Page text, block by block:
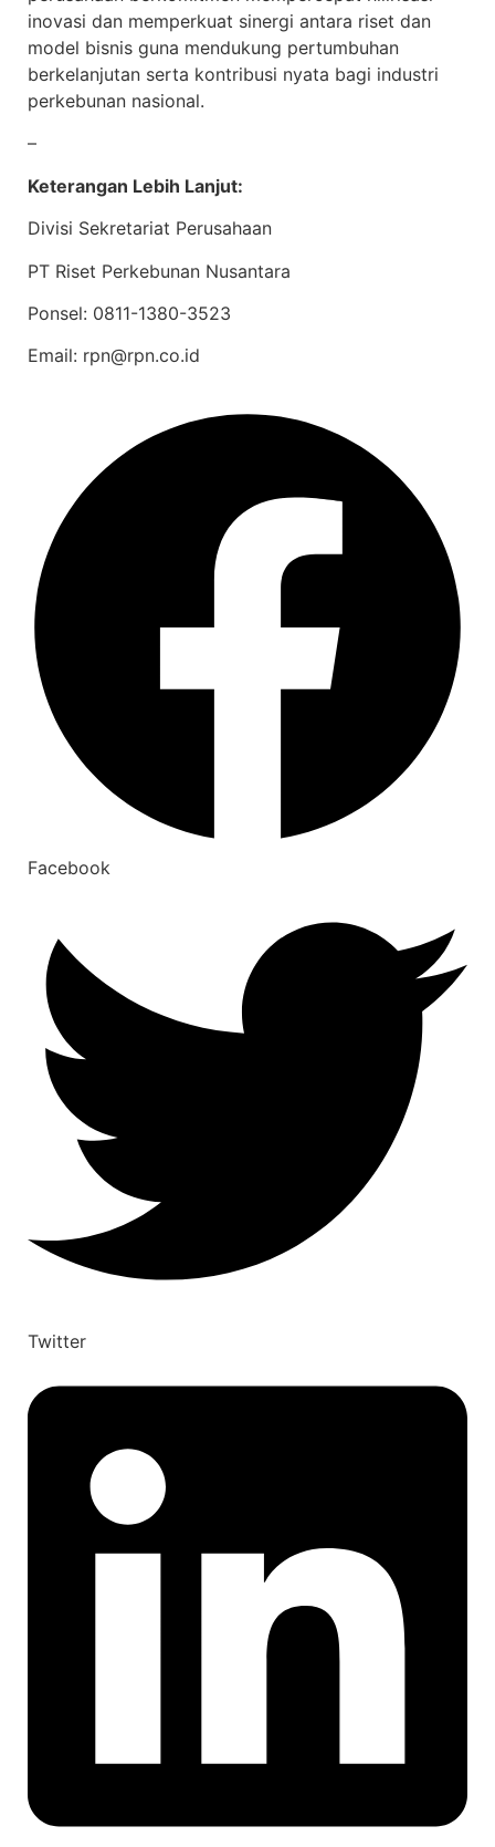
inovasi dan memperkuat sinergi antara riset dan
model bisnis guna mendukung pertumbuhan
berkelanjutan serta kontribusi nyata bagi industri
perkebunan nasional.
–
Keterangan Lebih Lanjut:
Divisi Sekretariat Perusahaan
PT Riset Perkebunan Nusantara
Ponsel: 0811-1380-3523
Email: rpn@rpn.co.id
Facebook
Twitter